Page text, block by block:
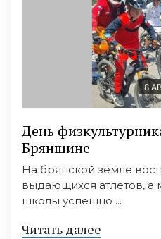
8
День
Брянщине
На брянской земле
выдающихся атлетов, а
школы успешно ...
Читать далее